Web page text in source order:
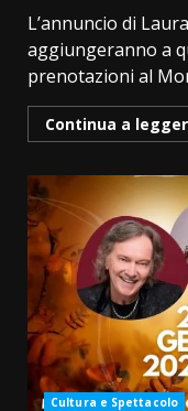
L’annuncio di
aggiungeranno a
prenotazioni al
Continua a
Cultura e Spettacolo